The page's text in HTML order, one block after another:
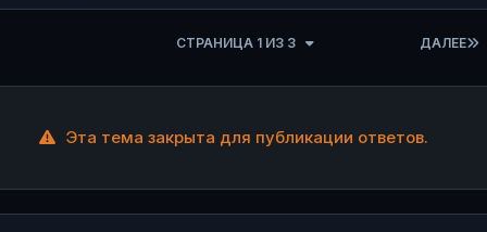
ДАЛЕЕ
СТРАНИЦА 1 ИЗ 3
Эта тема закрыта для публикации ответов.